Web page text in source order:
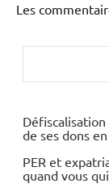
Les
de ses dons
PER et
quand vous